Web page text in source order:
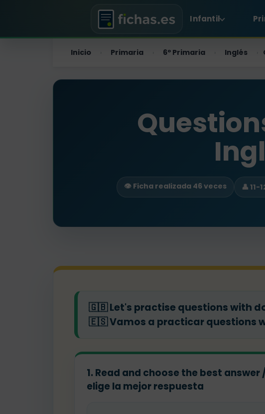
Infantil
Inicio › Primaria › 6º Primaria › Inglés ›
👁️ Ficha realizada 46 veces 👤 11-
🇬🇧Let's practise questions with
🇪🇸Vamos a practicar questions
1. Read and choose the best answer
elige la mejor respuesta